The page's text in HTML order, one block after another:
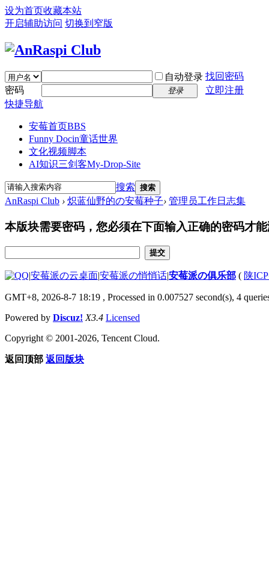
设为首页收藏本站
开启辅助访问 切换到窄版
自动登录 找回密码
密码
登录
立即注册
快捷导航
安莓首页BBS
Funny Docin童话世界
文化视频脚本
AI知识三剑客My-Drop-Site
搜索 搜索
AnRaspi Club › 炽蓝仙野的の安莓种子› 管理员工作日志集
本版块需要密码，您必须在下面输入正确的密码才
提交
|安莓派の云桌面|安莓派の悄悄话|安莓派の俱乐部 ( 陕
GMT+8, 2026-8-7 18:19 , Processed in 0.007527 second(s), 4
Powered by Discuz! X3.4 Licensed
Copyright © 2001-2026, Tencent Cloud.
返回顶部 返回版块